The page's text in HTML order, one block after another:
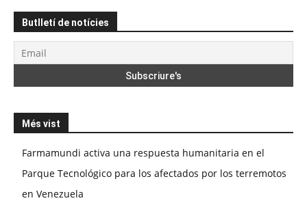
Butlletí de notícies
Més vist
Farmamundi activa una respuesta humanitaria en el
Parque Tecnológico para los afectados por los terremotos
en Venezuela